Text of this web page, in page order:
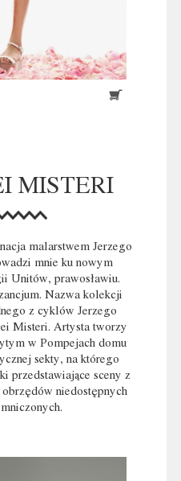
MISTERI
malarstwem Jerzego
mnie ku nowym
Unitów, prawosławiu.
Nazwa kolekcji
z cyklów Jerzego
Misteri. Artysta tworzy
w Pompejach domu
sekty, na którego
przedstawiające sceny z
niedostępnych